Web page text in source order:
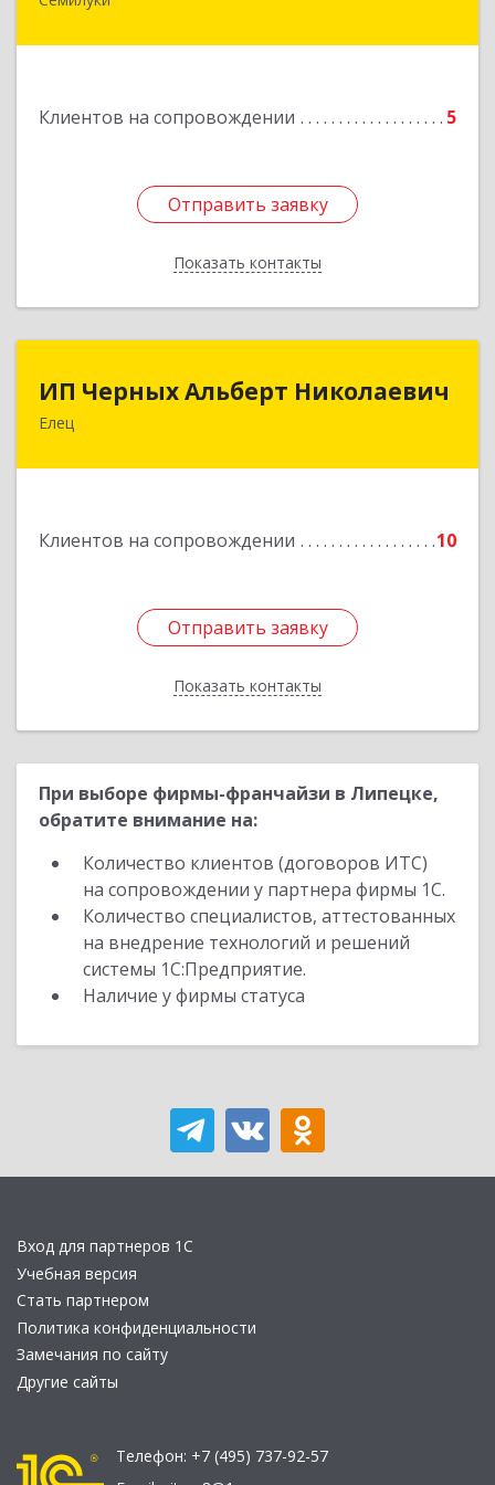
Клиентов на сопровождении 5
Отправить заявку
Показать контакты
Отправить заявку
Назад
ИП Черных Альберт Николаевич
Елец
Клиентов на сопровождении 10
Отправить заявку
Показать контакты
ИП Черных Альберт Николаевич
399771, Липецкая обл, Елец г, Н.Гусевой ул, 56А
Отправить заявку
Назад
При выборе фирмы-франчайзи в Липецке,
обратите внимание на:
Количество клиентов (договоров ИТС)
на сопровождении у партнера фирмы 1С.
Количество специалистов, аттестованных
на внедрение технологий и решений
системы 1С:Предприятие.
Наличие у фирмы статуса
Вход для партнеров 1С
Учебная версия
Стать партнером
Политика конфиденциальности
Замечания по сайту
Другие сайты
Телефон: +7 (495) 737-92-57